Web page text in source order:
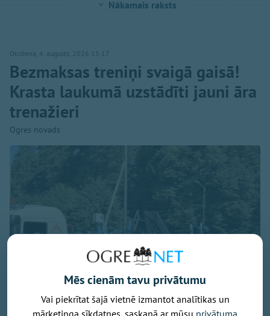
Nākamais raksts
Otrdiena, 4. augusts, 2026 15:17
Bezmaksas treniņi svaigā gaisā!
Krasta laukumā uzstādīti jauni āra
trenažieri
Ogres novads
Mēs cienām tavu privātumu
Vai piekrītat šajā vietnē izmantot analītikas un
mārketinga sīkdatnes, saskaņā ar mūsu privātuma